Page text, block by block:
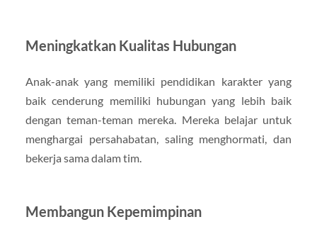
Meningkatkan Kualitas Hubungan
Anak-anak yang memiliki pendidikan karakter yang
baik cenderung memiliki hubungan yang lebih baik
dengan teman-teman mereka. Mereka belajar untuk
menghargai persahabatan, saling menghormati, dan
bekerja sama dalam tim.
Membangun Kepemimpinan